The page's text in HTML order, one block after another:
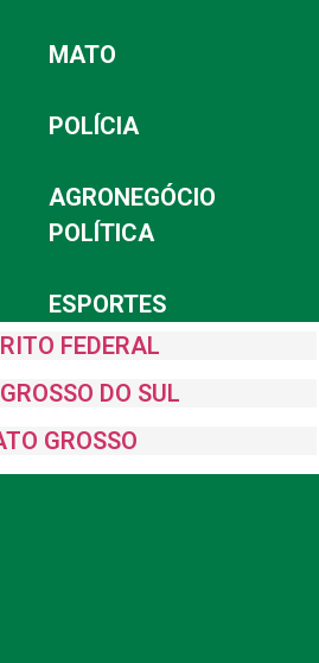
MATO
POLÍCIA
AGRONEGÓCIO
POLÍTICA
ESPORTES
FEDERAL
DO SUL
GROSSO